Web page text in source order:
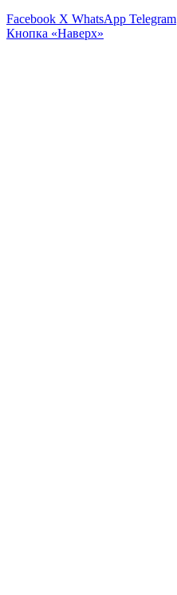
Facebook X WhatsApp Telegram
Кнопка «Наверх»